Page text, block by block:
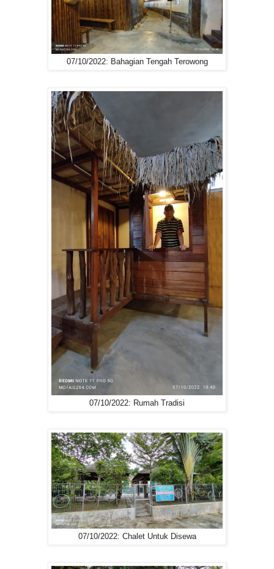
07/10/2022: Bahagian Tengah Terowong
07/10/2022: Rumah Tradisi
07/10/2022: Chalet Untuk Disewa